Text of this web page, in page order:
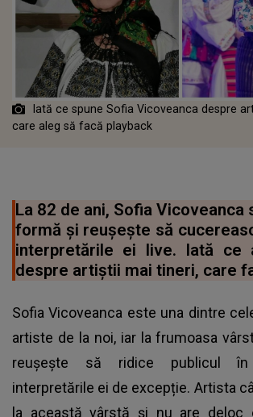
Iată ce spune Sofia Vicoveanca despre
care aleg să facă playback
La 82 de ani, Sofia Vicoveanca
formă și reușește să
interpretările ei live. Iată ce
despre artiștii mai tineri, care
Sofia Vicoveanca este una dintre
artiste de la noi, iar la frumoasa
reușește să ridice publicul
interpretările ei de excepție. Artista
la această vârstă și nu are deloc